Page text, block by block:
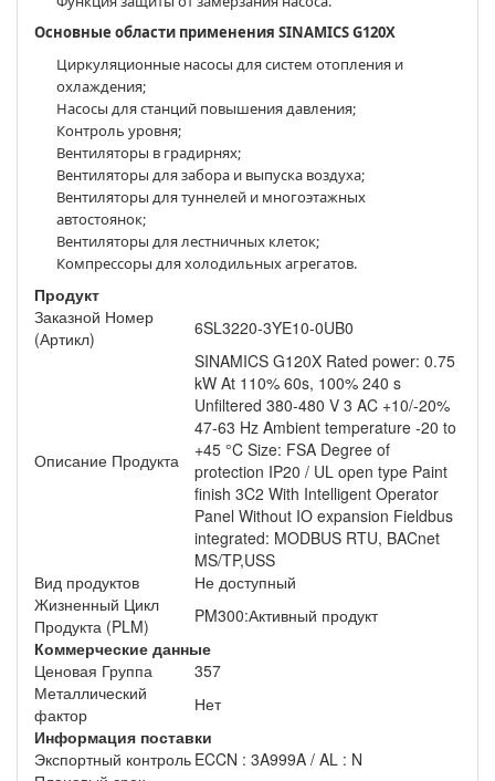
Основные области применения SINAMICS G120X
Циркуляционные насосы для систем отопления и
охлаждения;
Насосы для станций повышения давления;
Контроль уровня;
Вентиляторы в градирнях;
Вентиляторы для забора и выпуска воздуха;
Вентиляторы для туннелей и многоэтажных
автостоянок;
Вентиляторы для лестничных клеток;
Компрессоры для холодильных агрегатов.
Продукт
Заказной Номер
(Артикл)
6SL3220-3YE10-0UB0
Описание Продукта
SINAMICS G120X Rated power: 0.75
kW At 110% 60s, 100% 240 s
Unfiltered 380-480 V 3 AC +10/-20%
47-63 Hz Ambient temperature -20 to
+45 °C Size: FSA Degree of
protection IP20 / UL open type Paint
finish 3C2 With Intelligent Operator
Panel Without IO expansion Fieldbus
integrated: MODBUS RTU, BACnet
MS/TP,USS
Вид продуктов
Не доступный
Жизненный Цикл
Продукта (PLM)
PM300:Активный продукт
Коммерческие данные
Ценовая Группа
357
Металлический
фактор
Нет
Информация поставки
Экспортный контроль ECCN : 3A999A / AL : N